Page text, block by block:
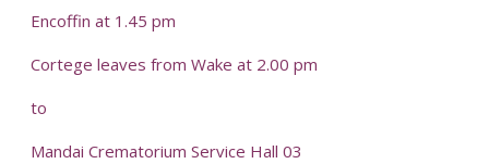
Encoffin at 1.45 pm
Cortege leaves from Wake at 2.00 pm
to
Mandai Crematorium Service Hall 03